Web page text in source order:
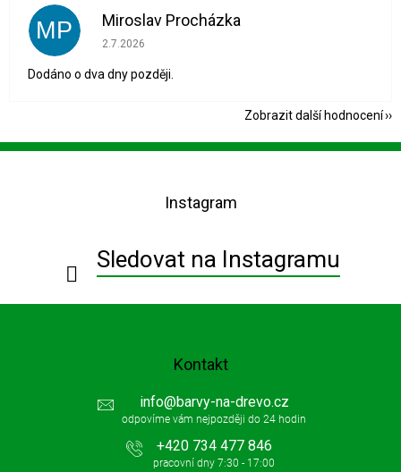
MP Miroslav Procházka
Hodnocení obchodu je 1 z 5 hvězdiček.
2.7.2026
Dodáno o dva dny později.
Zobrazit další hodnocení
Z
Instagram
Sledovat na Instagramu
Kontakt
info@barvy-na-drevo.cz
+420 734 477 846